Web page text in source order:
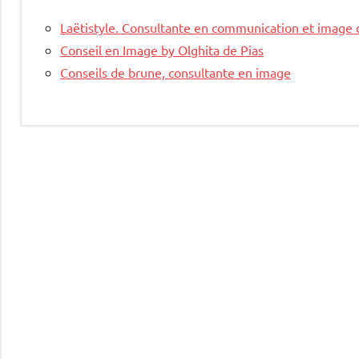
Laëtistyle. Consultante en communication et image
Conseil en Image by Olghita de Pias
Conseils de brune, consultante en image